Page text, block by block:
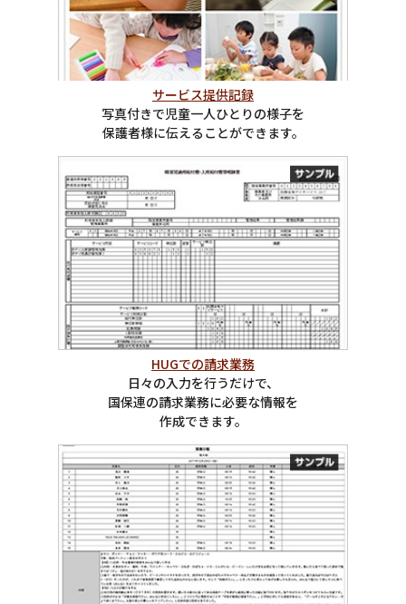
サービス提供記録
写真付きで児童一人ひとりの様子を
保護者様に伝えることができます。
HUGでの請求業務
日々の入力を行うだけで、
国保連の請求業務に必要な情報を
作成できます。